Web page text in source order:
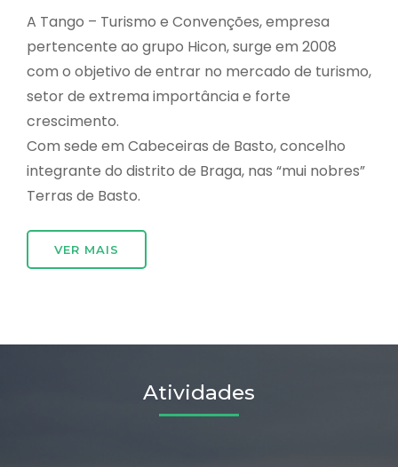
A Tango – Turismo e Convenções, empresa
pertencente ao grupo Hicon, surge em 2008
com o objetivo de entrar no mercado de turismo,
setor de extrema importância e forte
crescimento.
Com sede em Cabeceiras de Basto, concelho
integrante do distrito de Braga, nas “mui nobres”
Terras de Basto.
VER MAIS
Atividades